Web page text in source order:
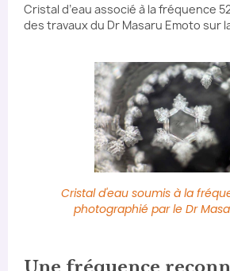
Cristal d’eau associé à la fréquence
des travaux du Dr Masaru Emoto sur
Cristal d'eau soumis à la
photographié par le Dr